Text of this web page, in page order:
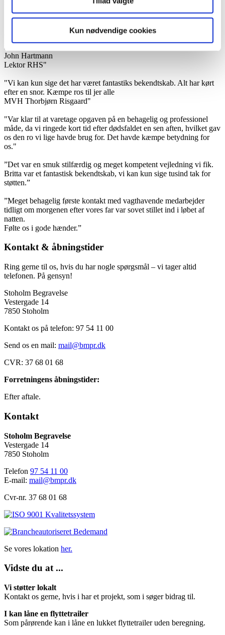
Kun nødvendige cookies
"Gudenådalens Begravelsesforretning er punktlige, serviceminded,
imødekommende og dybt professionelle.
Virksomheden kan vi kun give vores varmeste anbefaling.
John Hartmann
Lektor RHS"
"Vi kan kun sige det har været fantastiks bekendtskab. Alt har kørt
efter en snor. Kæmpe ros til jer alle
MVH Thorbjørn Risgaard"
"Var klar til at varetage opgaven på en behagelig og professionel
måde, da vi ringede kort tid efter dødsfaldet en sen aften, hvilket gav
os den ro vi lige havde brug for. Det havde kæmpe betydning for
os."
”Det var en smuk stilfærdig og meget kompetent vejledning vi fik.
Britta var et fantastisk bekendtskab, vi kan kun sige tusind tak for
støtten.”
”Meget behagelig første kontakt med vagthavende medarbejder
tidligt om morgenen efter vores far var sovet stillet ind i løbet af
natten.
Følte os i gode hænder.”
Kontakt & åbningstider
Ring gerne til os, hvis du har nogle spørgsmål – vi tager altid
telefonen. På gensyn!
Stoholm Begravelse
Vestergade 14
7850 Stoholm
Kontakt os på telefon: 97 54 11 00
Send os en mail: mail@bmpr.dk
CVR: 37 68 01 68
Forretningens åbningstider:
Efter aftale.
Kontakt
Stoholm Begravelse
Vestergade 14
7850 Stoholm
Telefon 97 54 11 00
E-mail: mail@bmpr.dk
Cvr-nr. 37 68 01 68
Se vores lokation her.
Vidste du at ...
Vi støtter lokalt
Kontakt os gerne, hvis i har et projekt, som i søger bidrag til.
I kan låne en flyttetrailer
Som pårørende kan i låne en lukket flyttetrailer uden beregning.